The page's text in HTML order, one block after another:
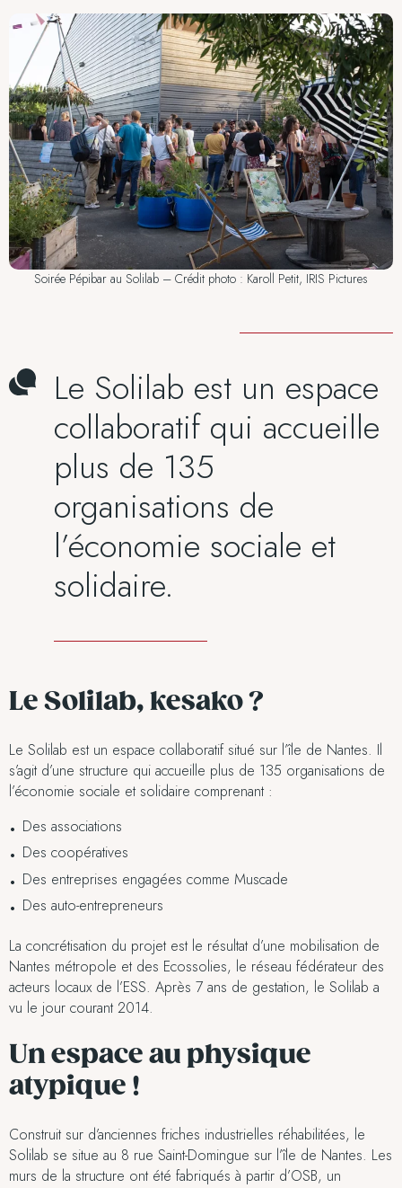
Soirée Pépibar au Solilab – Crédit photo : Karoll Petit, IRIS Pictures
Le Solilab est un espace
collaboratif qui accueille
plus de 135
organisations de
l’économie sociale et
solidaire.
Le Solilab, kesako ?
Le Solilab est un espace collaboratif situé sur l’île de Nantes. Il
s’agit d’une structure qui accueille plus de 135 organisations de
l’économie sociale et solidaire comprenant :
Des associations
Des coopératives
Des entreprises engagées comme Muscade
Des auto-entrepreneurs
La concrétisation du projet est le résultat d’une mobilisation de
Nantes métropole et des Ecossolies, le réseau fédérateur des
acteurs locaux de l’ESS. Après 7 ans de gestation, le Solilab a
vu le jour courant 2014.
Un espace au physique
atypique !
Construit sur d’anciennes friches industrielles réhabilitées, le
Solilab se situe au 8 rue Saint-Domingue sur l’île de Nantes. Les
murs de la structure ont été fabriqués à partir d’OSB, un